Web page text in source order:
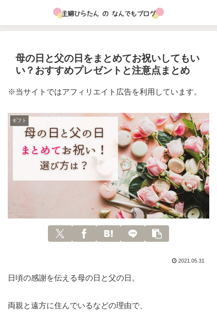
母の日と父の日をまとめてお祝いしてもい
い？おすすめプレゼントと注意点まとめ
※当サイトではアフィリエイト広告を利用しています。
ギフト
2021.05.31
日頃の感謝を伝える母の日と父の日。
両親と遠方に住んでいるなどの理由で、